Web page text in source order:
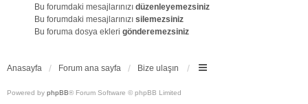
Bu forumdaki mesajlarınızı düzenleyemezsiniz
Bu forumdaki mesajlarınızı silemezsiniz
Bu foruma dosya ekleri gönderemezsiniz
Anasayfa Forum ana sayfa Bize ulaşın
Powered by phpBB® Forum Software © phpBB Limited